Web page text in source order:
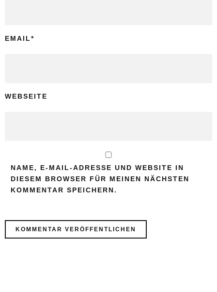
EMAIL*
WEBSEITE
NAME, E-MAIL-ADRESSE UND WEBSITE IN
DIESEM BROWSER FÜR MEINEN NÄCHSTEN
KOMMENTAR SPEICHERN.